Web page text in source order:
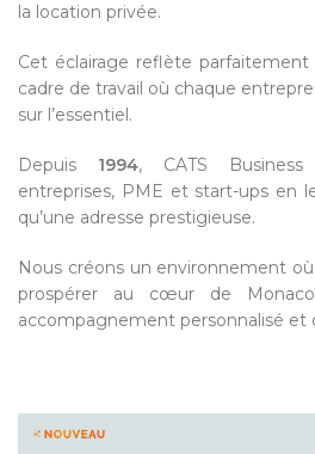
la location privée.
Cet éclairage reflète
cadre de travail où chaque
sur l’essentiel.
Depuis 1994, CATS
entreprises, PME et start-ups en
qu’une adresse prestigieuse.
Nous créons un environnement
prospérer au cœur de
accompagnement personnalisé et